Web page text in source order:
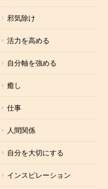
邪気除け
活力を高める
自分軸を強める
癒し
仕事
人間関係
自分を大切にする
インスピレーション